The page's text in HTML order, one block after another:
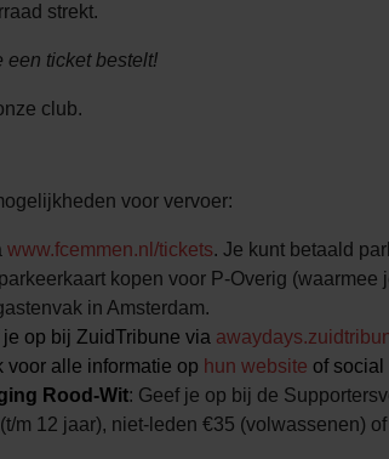
strekt.
ticket bestelt!
club.
voor vervoer:
www.fcemmen.nl/tickets. Je kunt betaald
kopen voor P-Overig
in Amsterdam.
je op bij ZuidTribune via
voor alle informatie op hun website of social
Rood-Wit: Geef je op bij de
m 12 jaar), niet-leden €35 (volwassenen)